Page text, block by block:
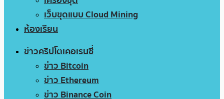
เว็บขุดแบบ Cloud Mining
ห้องเรียน
ข่าวคริปโตเคอเรนซี่
ข่าว Bitcoin
ข่าว Ethereum
ข่าว Binance Coin